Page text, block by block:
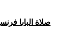
صلاة البابا